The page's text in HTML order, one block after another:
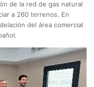
de la red de gas natural
a 260 terrenos. En
del área comercial